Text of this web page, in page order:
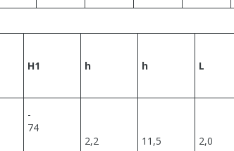
Н1 h h L
-
74
2,2 11,5 2,0